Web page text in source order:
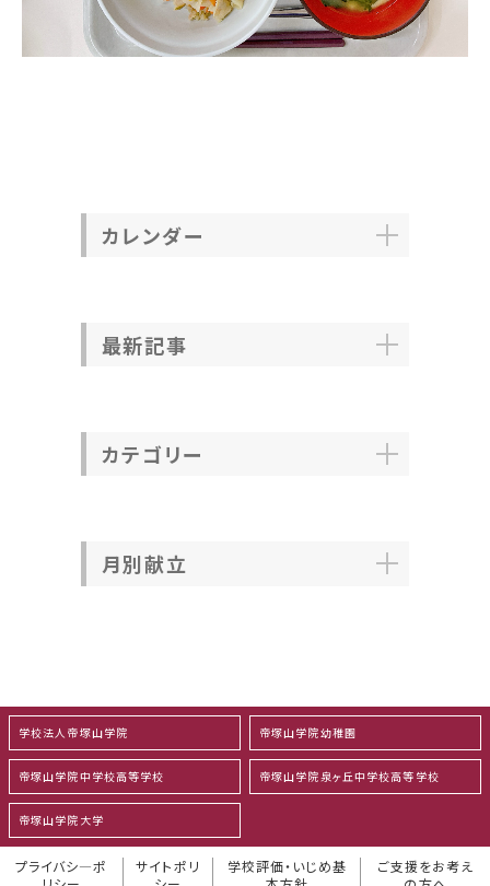
カレンダー
最新記事
カテゴリー
月別献立
学校法人帝塚山学院 帝塚山学院幼稚園
帝塚山学院中学校高等学校 帝塚山学院泉ヶ丘中学校高等学校
帝塚山学院大学
プライバシ―ポ
サイトポリ
学校評価・いじめ基
ご支援をお考え